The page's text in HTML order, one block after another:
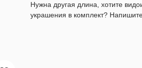
Нужна другая длина, хотите
украшения в комплект?